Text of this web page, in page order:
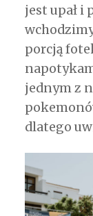
jest upał i
porcją
jednym z
dlatego